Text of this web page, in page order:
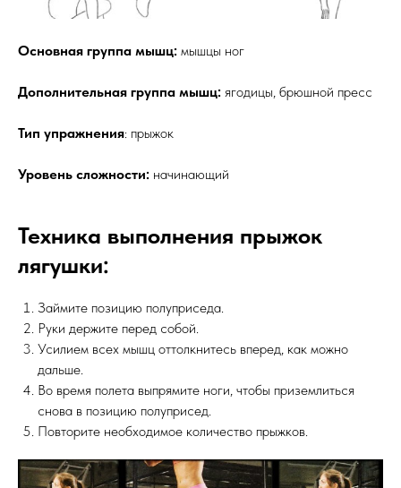
Основная группа мышц: мышцы ног
Дополнительная группа мышц: ягодицы, брюшной пресс
Тип упражнения: прыжок
Уровень сложности: начинающий
Техника выполнения прыжок
лягушки:
Займите позицию полуприседа.
Руки держите перед собой.
Усилием всех мышц оттолкнитесь вперед, как можно
дальше.
Во время полета выпрямите ноги, чтобы приземлиться
снова в позицию полуприсед.
Повторите необходимое количество прыжков.